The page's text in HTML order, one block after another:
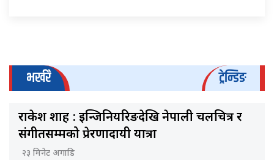
भर्खरै ट्रेन्डिङ
राकेश शाह : इन्जिनियरिङदेखि नेपाली चलचित्र र
संगीतसम्मको प्रेरणादायी यात्रा
२३ मिनेट अगाडि